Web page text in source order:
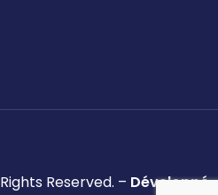
Reserved. – Développé